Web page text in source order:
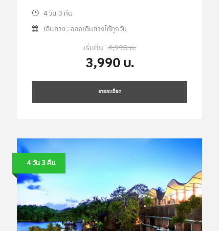
4 วัน 3 คืน
เดินทาง : ออกเดินทางได้ทุกวัน
เริ่มต้น 4,990 บ.
3,990 บ.
รายละเอียด
4 วัน 3 คืน